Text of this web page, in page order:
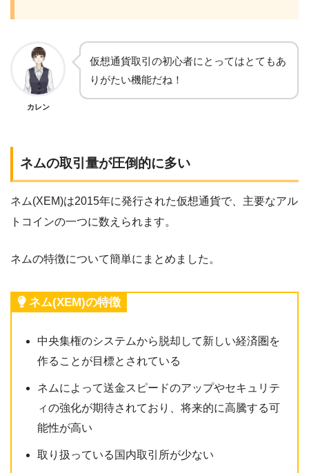
カレン
仮想通貨取引の初心者にとってはとてもあ
りがたい機能だね！
ネムの取引量が圧倒的に多い
ネム(XEM)は2015年に発行された仮想通貨で、主要なアル
トコインの一つに数えられます。
ネムの特徴について簡単にまとめました。
ネム(XEM)の特徴
中央集権のシステムから脱却して新しい経済圏を
作ることが目標とされている
ネムによって送金スピードのアップやセキュリテ
ィの強化が期待されており、将来的に高騰する可
能性が高い
取り扱っている国内取引所が少ない